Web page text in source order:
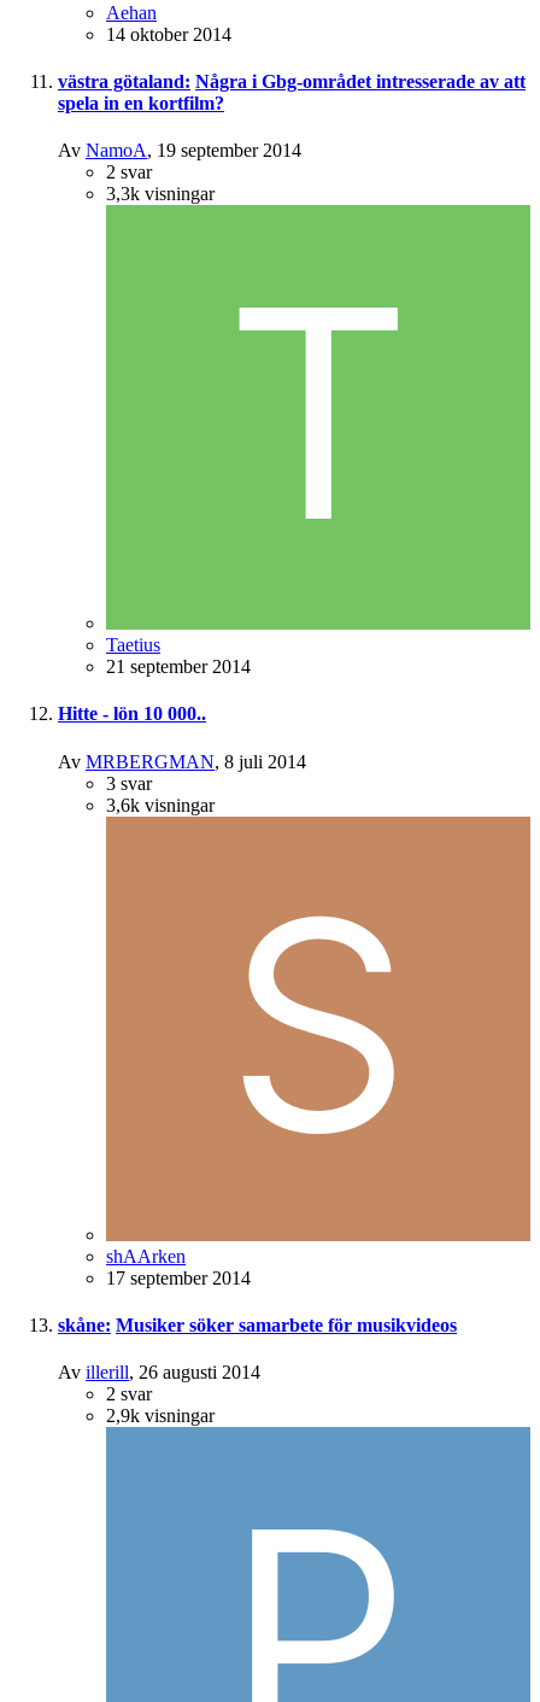
Aehan
14 oktober 2014
västra götaland: Några i Gbg-området intresserade av att
spela in en kortfilm?
Av NamoA, 19 september 2014
2 svar
3,3k visningar
Taetius
21 september 2014
Hitte - lön 10 000..
Av MRBERGMAN, 8 juli 2014
3 svar
3,6k visningar
shAArken
17 september 2014
skåne: Musiker söker samarbete för musikvideos
Av illerill, 26 augusti 2014
2 svar
2,9k visningar